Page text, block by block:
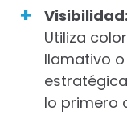
Visibilidad:
Utiliza
llamativo
lo primero